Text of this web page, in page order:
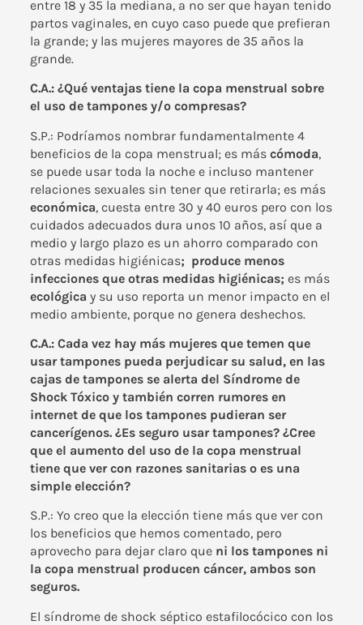
entre 18 y 35 la mediana, a no ser que hayan tenido
partos vaginales, en cuyo caso puede que prefieran
la grande; y las mujeres mayores de 35 años la
grande.
C.A.: ¿Qué ventajas tiene la copa menstrual sobre
el uso de tampones y/o compresas?
S.P.: Podríamos nombrar fundamentalmente 4
beneficios de la copa menstrual; es más cómoda,
se puede usar toda la noche e incluso mantener
relaciones sexuales sin tener que retirarla; es más
económica, cuesta entre 30 y 40 euros pero con los
cuidados adecuados dura unos 10 años, así que a
medio y largo plazo es un ahorro comparado con
otras medidas higiénicas; produce menos
infecciones que otras medidas higiénicas; es más
ecológica y su uso reporta un menor impacto en el
medio ambiente, porque no genera deshechos.
C.A.: Cada vez hay más mujeres que temen que
usar tampones pueda perjudicar su salud, en las
cajas de tampones se alerta del Síndrome de
Shock Tóxico y también corren rumores en
internet de que los tampones pudieran ser
cancerígenos. ¿Es seguro usar tampones? ¿Cree
que el aumento del uso de la copa menstrual
tiene que ver con razones sanitarias o es una
simple elección?
S.P.: Yo creo que la elección tiene más que ver con
los beneficios que hemos comentado, pero
aprovecho para dejar claro que ni los tampones ni
la copa menstrual producen cáncer, ambos son
seguros.
El síndrome de shock séptico estafilocócico con los